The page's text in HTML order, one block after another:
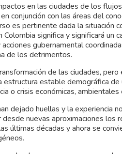
en las ciudades de los
conjunción con las áreas del
es pertinente dada la situación
significa y significará un
gubernamental
de los detrimentos.
de las ciudades,
estable demográfica
o crisis económicas, ambientales
dejado huellas y la experiencia
nuevas aproximaciones los
últimas décadas y ahora se